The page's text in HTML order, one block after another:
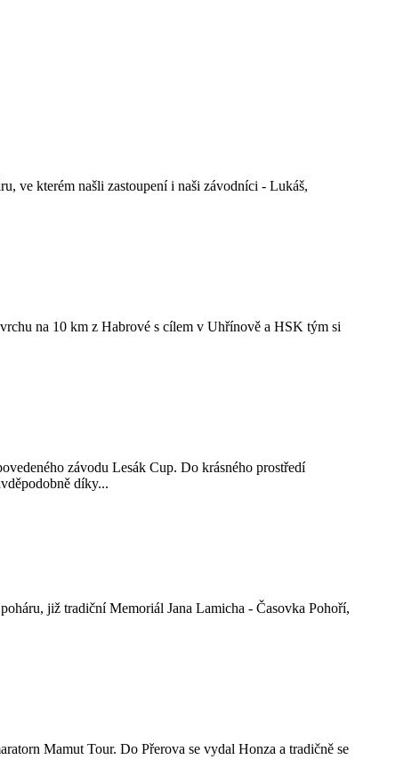
kterém našli zastoupení i naši závodníci - Lukáš,
na 10 km z Habrové s cílem v Uhřínově a HSK tým si
závodu Lesák Cup. Do krásného prostředí
díky...
již tradiční Memoriál Jana Lamicha - Časovka Pohoří,
Mamut Tour. Do Přerova se vydal Honza a tradičně se